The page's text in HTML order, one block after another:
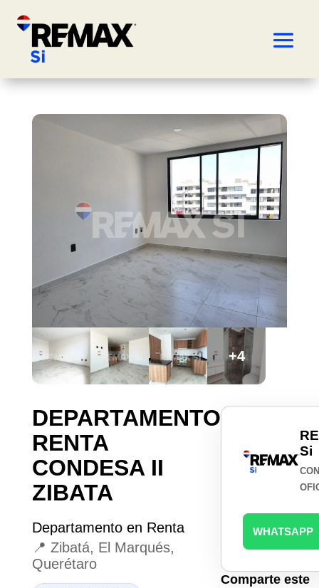
+4
DEPARTAMENTO
RENTA
CONDESA II
ZIBATA
Departamento en Renta
📍 Zibatá, El Marqués,
Querétaro
Si
WHATSAPP
Comparte este